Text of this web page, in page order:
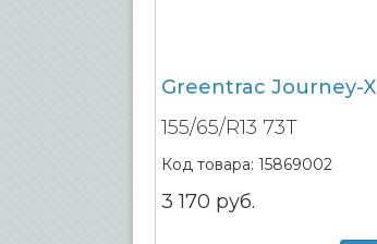
Greentrac Journey-X
155/65/R13 73T
Код товара: 15869002
3 170 руб.